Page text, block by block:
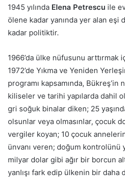
1945 yılında Elena Petrescu ile
ölene kadar yanında yer alan eşi
kadar politiktir.
1966’da ülke nüfusunu arttırmak
1972’de Yıkma ve Yeniden
programı kapsamında, Bükreş’in
kiliseler ve tarihi yapılarda dahil
gri soğuk binalar diken; 25
olsunlar veya olmasınlar, çocuk
vergiler koyan; 10 çocuk
ünvanı veren; doğum kontrolünü
milyar dolar gibi ağır bir borcun
yanlışı fark edip ülkenin bir daha